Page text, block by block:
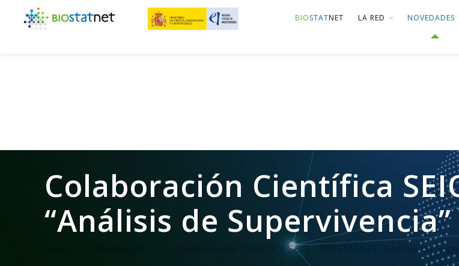
BIOSTATNET LA RED NOVEDADES
Colaboración Científica
“Análisis de Supervivencia”
Colaboración Científica SEIO – BIOSTATNET “Análisis de